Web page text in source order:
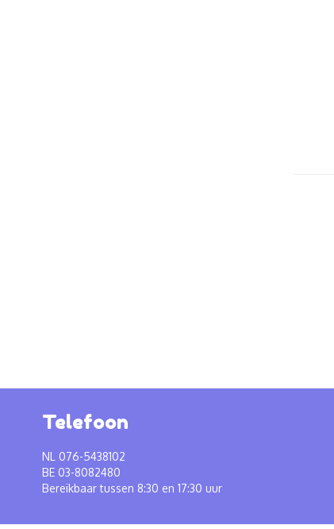
Telefoon
NL 076-5438102
BE 03-8082480
Bereikbaar tussen 8:30 en 17:30 uur